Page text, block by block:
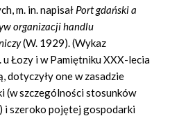
m. in. napisał Port gdański a
organizacji handlu
(W. 1929). (Wykaz
Łozy i w Pamiętniku XXX-lecia
dotyczyły one w zasadzie
(w szczególności stosunków
i szeroko pojętej gospodarki